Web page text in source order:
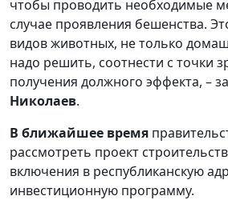
чтобы проводить необходимые
случае проявления бешенства.
видов животных, не только
надо решить, соотнести с точки
получения должного эффекта, –
Николаев.
В ближайшее время
рассмотреть проект
включения в республиканскую
инвестиционную программу.